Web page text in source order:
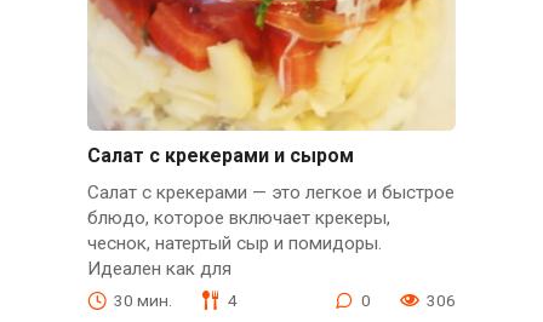
Салат с крекерами и сыром
Салат с крекерами — это легкое и быстрое
блюдо, которое включает крекеры,
чеснок, натертый сыр и помидоры.
Идеален как для
30 мин. 4 0 306